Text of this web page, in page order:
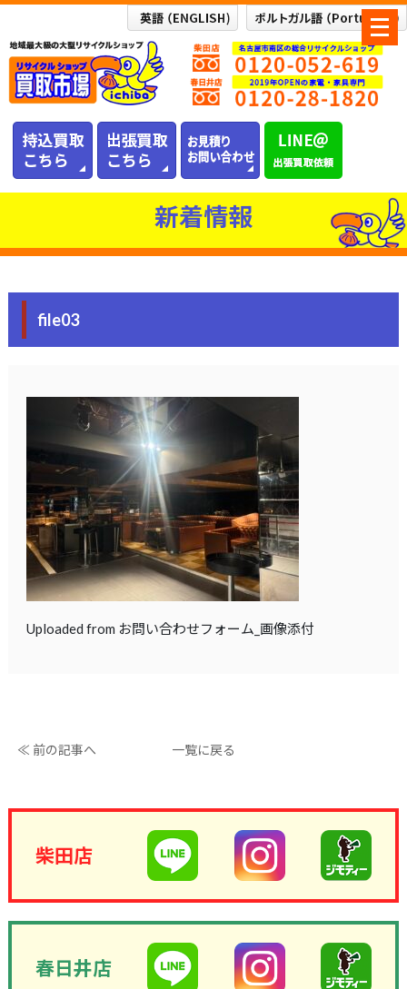
メ
ニ
ュ
ー
新着情報
file03
Uploaded from お問い合わせフォーム_画像添付
≪ 前の記事へ 一覧に戻る
柴田店
春日井店